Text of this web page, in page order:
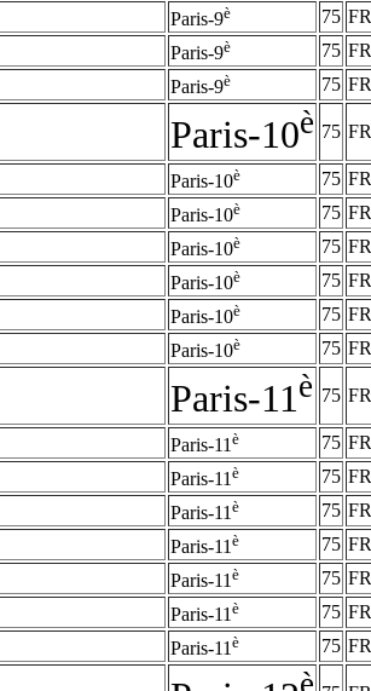
Paris-9è 75 FR
Paris-9è 75 FR
Paris-9è 75 FR
Paris-10è 75 FR
Paris-10è 75 FR
Paris-10è 75 FR
Paris-10è 75 FR
Paris-10è 75 FR
Paris-10è 75 FR
Paris-10è 75 FR
Paris-11è 75 FR
Paris-11 è 75 FR
Paris-11 è 75 FR
Paris-11 è 75 FR
Paris-11 è 75 FR
Paris-11 è 75 FR
Paris-11 è 75 FR
Paris-11 è 75 FR